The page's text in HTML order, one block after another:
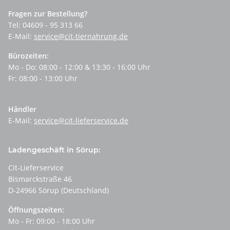
Fragen zur Bestellung?
Tel: 04609 - 95 313 66
E-Mail: service@cit-tiernahrung.de
Bürozeiten:
Mo - Do: 08:00 - 12:00 & 13:30 - 16:00 Uhr
Fr: 08:00 - 13:00 Uhr
Händler
E-Mail: service@cit-lieferservice.de
Ladengeschäft in Sörup:
Cit-Lieferservice
Bismarckstraße 46
D-24966 Sörup (Deutschland)
Öffnungszeiten:
Mo - Fr: 09:00 - 18:00 Uhr